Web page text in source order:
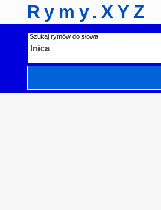
Rymy.XYZ
Szukaj rymów do słowa